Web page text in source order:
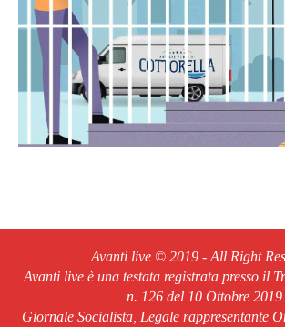
Avanti live © 2019 - All Right
Avanti live è una testata registrata presso il
n. 126 del 10 Ottobre 2019
Giornale Socialista, Legale rappresentante